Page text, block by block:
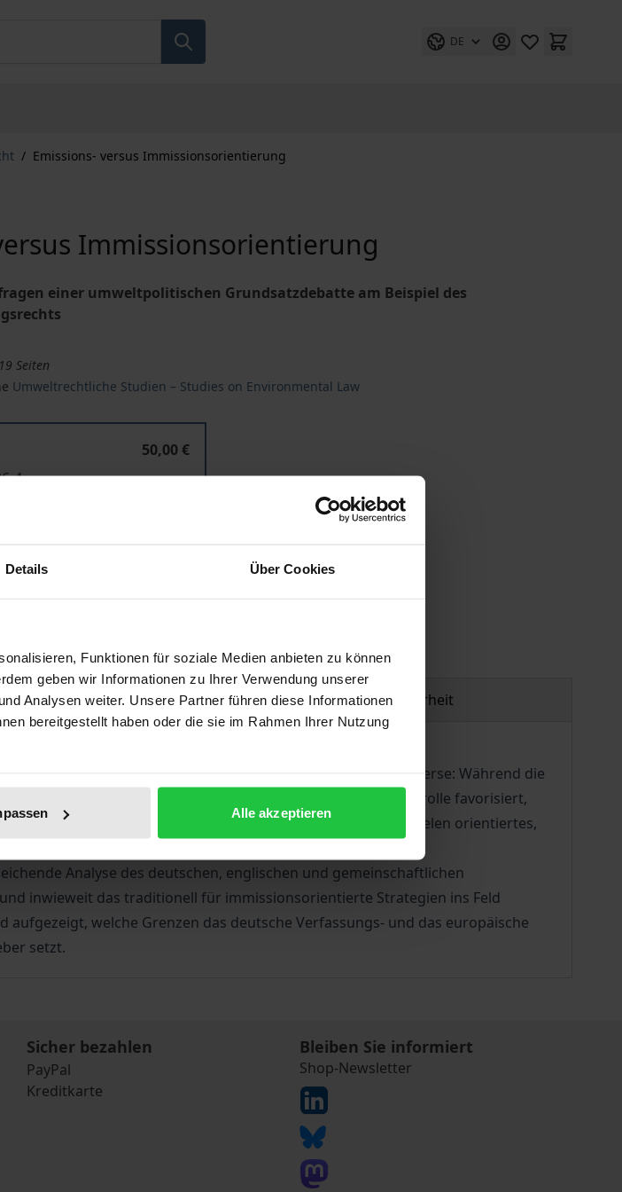
Details Über Cookies
Funktionen für soziale Medien anbieten zu können
geben wir Informationen zu Ihrer Verwendung unserer
Analysen weiter. Unsere Partner führen diese Informationen
bereitgestellt haben oder die sie im Rahmen Ihrer Nutzung
Alle akzeptieren
DE
/ Emissions- versus Immissionsorientierung
Immissionsorientierung
einer umweltpolitischen Grundsatzdebatte am Beispiel des
Seiten
Umweltrechtliche Studien – Studies on Environmental Law
50,00 €
4
Angaben Produktsicherheit
gekennzeichnet von einer lähmenden Grundsatzkontroverse: Während die
Vermeidungstechnik orientiertes Modell der Emissionskontrolle favorisiert,
gewehrt und versucht, ein vorrangig an Umweltqualitätszielen orientiertes,
Analyse des deutschen, englischen und gemeinschaftlichen
inwieweit das traditionell für immissionsorientierte Strategien ins Feld
welche Grenzen das deutsche Verfassungs- und das europäische
setzt.
Sicher bezahlen
PayPal
Kreditkarte
Bleiben Sie informiert
Shop-Newsletter